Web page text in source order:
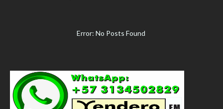
Error: No Posts Found